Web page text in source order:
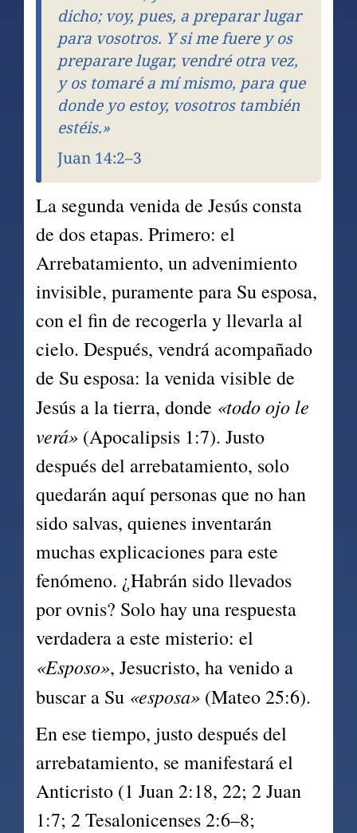
dicho; voy, pues, a preparar lugar
para vosotros. Y si me fuere y os
preparare lugar, vendré otra vez,
y os tomaré a mí mismo, para que
donde yo estoy, vosotros también
estéis.»
Juan 14:2–3
La segunda venida de Jesús consta
de dos etapas. Primero: el
Arrebatamiento, un advenimiento
invisible, puramente para Su esposa,
con el fin de recogerla y llevarla al
cielo. Después, vendrá acompañado
de Su esposa: la venida visible de
Jesús a la tierra, donde «todo ojo le
verá» (Apocalipsis 1:7). Justo
después del arrebatamiento, solo
quedarán aquí personas que no han
sido salvas, quienes inventarán
muchas explicaciones para este
fenómeno. ¿Habrán sido llevados
por ovnis? Solo hay una respuesta
«Esposo», Jesucristo, ha venido a
buscar a Su «esposa» (Mateo 25:6).
En ese tiempo, justo después del
arrebatamiento, se manifestará el
Anticristo (1 Juan 2:18, 22; 2 Juan
1:7; 2 Tesalonicenses 2:6–8;